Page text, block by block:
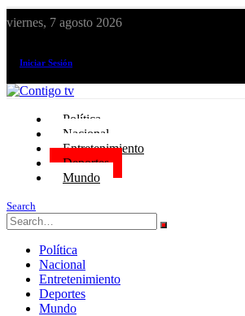
viernes, 7 agosto 2026
Iniciar Sesión
Política
Nacional
Entretenimiento
Deportes
Mundo
Search
Política
Nacional
Entretenimiento
Deportes
Mundo